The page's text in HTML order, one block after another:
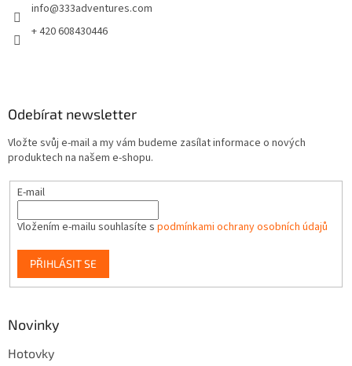
info@333adventures.com
+ 420 608430446
Odebírat newsletter
Vložte svůj e-mail a my vám budeme zasílat informace o nových
produktech na našem e-shopu.
E-mail
Vložením e-mailu souhlasíte s podmínkami ochrany osobních údajů
PŘIHLÁSIT SE
Novinky
Hotovky